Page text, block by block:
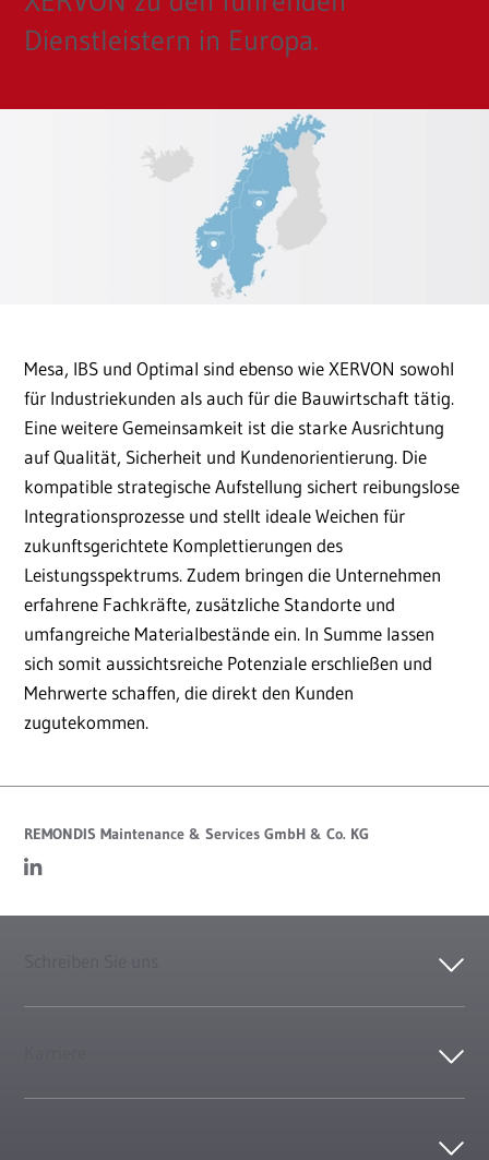
Dienstleistern in Europa.
Mesa, IBS und Optimal sind ebenso wie XERVON sowohl
für Industriekunden als auch für die Bauwirtschaft tätig.
Eine weitere Gemeinsamkeit ist die starke Ausrichtung
auf Qualität, Sicherheit und Kundenorientierung. Die
kompatible strategische Aufstellung sichert reibungslose
Integrationsprozesse und stellt ideale Weichen für
zukunftsgerichtete Komplettierungen des
Leistungsspektrums. Zudem bringen die Unternehmen
erfahrene Fachkräfte, zusätzliche Standorte und
umfangreiche Materialbestände ein. In Summe lassen
sich somit aussichtsreiche Potenziale erschließen und
Mehrwerte schaffen, die direkt den Kunden
zugutekommen.
REMONDIS Maintenance & Services GmbH & Co. KG